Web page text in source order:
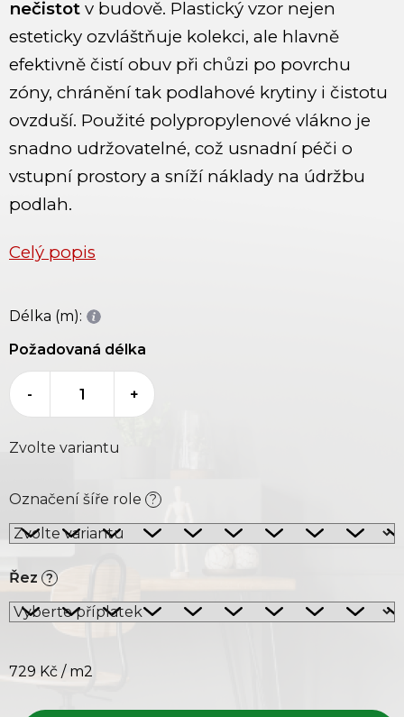
nečistot v budově. Plastický vzor nejen
esteticky ozvláštňuje kolekci, ale hlavně
efektivně čistí obuv při chůzi po povrchu
zóny, chránění tak podlahové krytiny i čistotu
ovzduší. Použité polypropylenové vlákno je
snadno udržovatelné, což usnadní péči o
vstupní prostory a sníží náklady na údržbu
podlah.
Celý popis
Označení šíře role ?
Řez ?
729 Kč / m2
Zvolte variantu
Délka (m):
Požadovaná délka
- +